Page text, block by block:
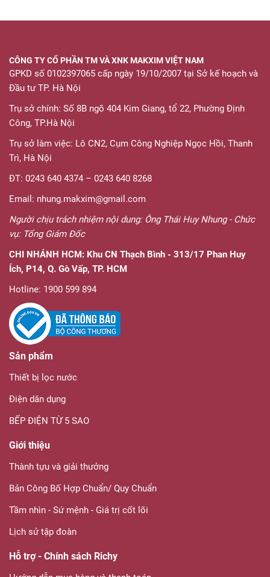
CÔNG TY CỔ PHẦN TM VÀ XNK MAKXIM VIỆT NAM
GPKD số 0102397065 cấp ngày 19/10/2007 tại Sở kế hoạch và
Đầu tư TP. Hà Nội
Trụ sở chính: Số 8B ngõ 404 Kim Giang, tổ 22, Phường Định
Công, TP.Hà Nội
Trụ sở làm việc: Lô CN2, Cụm Công Nghiệp Ngọc Hồi, Thanh
Trì, Hà Nội
ĐT: 0243 640 4374 – 0243 640 8268
Email: nhung.makxim@gmail.com
Người chịu trách nhiệm nội dung: Ông Thái Huy Nhung - Chức
vụ: Tổng Giám Đốc
CHI NHÁNH HCM: Khu CN Thạch Bình - 313/17 Phan Huy
Ích, P14, Q. Gò Vấp, TP. HCM
Hotline: 1900 599 894
Sản phẩm
Thiết bị lọc nước
Điện dân dụng
BẾP ĐIỆN TỪ 5 SAO
Giới thiệu
Thành tựu và giải thưởng
Bản Công Bố Hợp Chuẩn/ Quy Chuẩn
Tầm nhìn - Sứ mệnh - Giá trị cốt lõi
Lịch sử tập đoàn
Hỗ trợ - Chính sách Richy